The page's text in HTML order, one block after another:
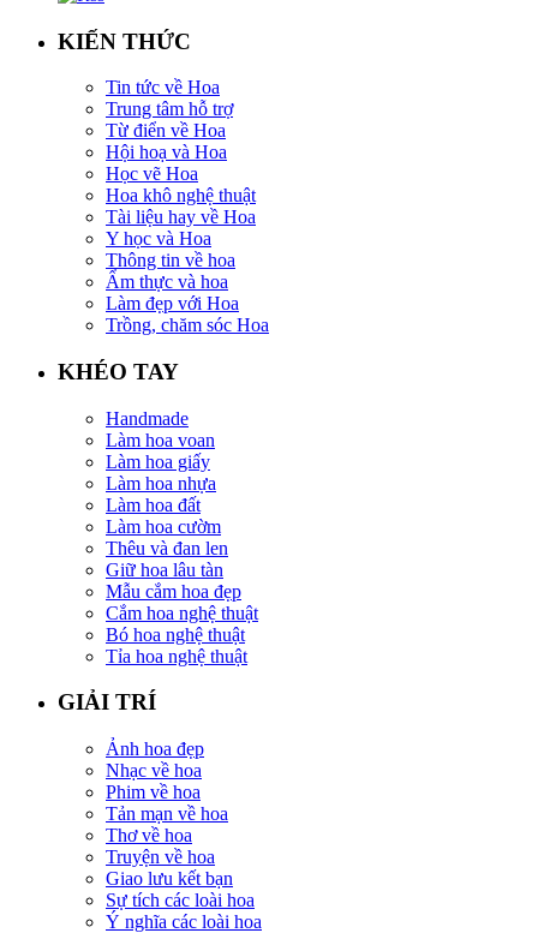
KIẾN THỨC
Tin tức về Hoa
Trung tâm hỗ trợ
Từ điển về Hoa
Hội hoạ và Hoa
Học vẽ Hoa
Hoa khô nghệ thuật
Tài liệu hay về Hoa
Y học và Hoa
Thông tin về hoa
Ẩm thực và hoa
Làm đẹp với Hoa
Trồng, chăm sóc Hoa
KHÉO TAY
Handmade
Làm hoa voan
Làm hoa giấy
Làm hoa nhựa
Làm hoa đất
Làm hoa cườm
Thêu và đan len
Giữ hoa lâu tàn
Mẫu cắm hoa đẹp
Cắm hoa nghệ thuật
Bó hoa nghệ thuật
Tỉa hoa nghệ thuật
GIẢI TRÍ
Ảnh hoa đẹp
Nhạc về hoa
Phim về hoa
Tản mạn về hoa
Thơ về hoa
Truyện về hoa
Giao lưu kết bạn
Sự tích các loài hoa
Ý nghĩa các loài hoa